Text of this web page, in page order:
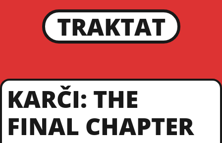
TRAKTAT
KARČI: THE
FINAL CHAPTER